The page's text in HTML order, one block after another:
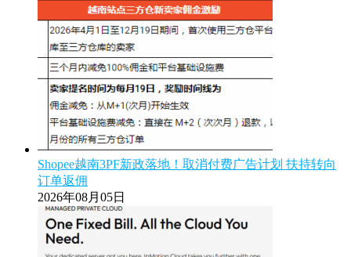
Shopee越南3PF新政落地！取消付费广告计划 扶持转向
订单返佣
2026年08月05日